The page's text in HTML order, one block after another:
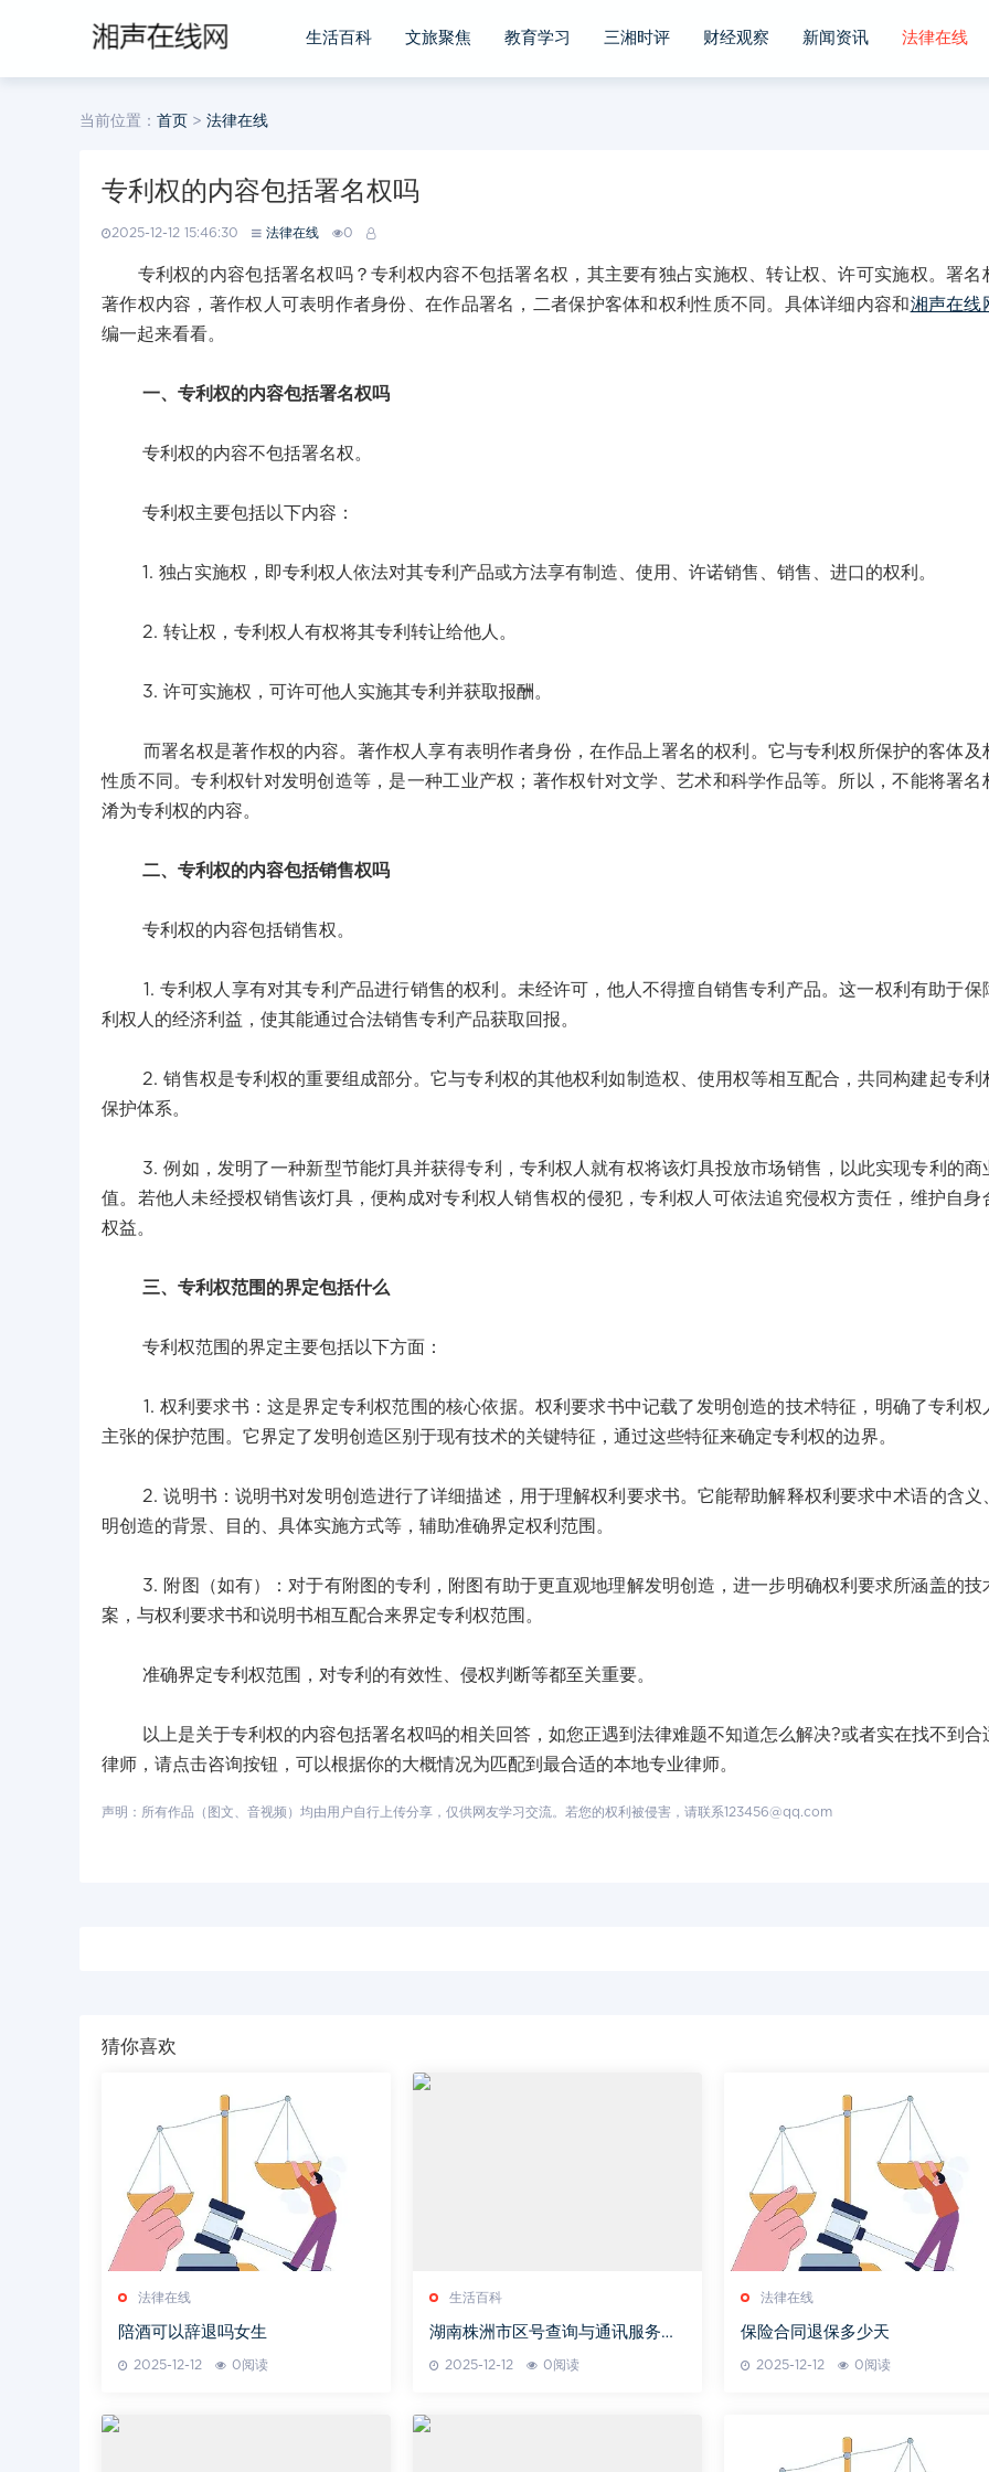
生活百科 文旅聚焦 教育学习 三湘时评 财经观察 新闻资讯 法律在线
当前位置： 首页 > 法律在线
专利权的内容包括署名权吗
2025-12-12 15:46:30 法律在线 0
专利权的内容包括署名权吗？专利权内容不包括署名权，其主要有独占实施权、转让权、许可实施权。署名
著作权内容，著作权人可表明作者身份、在作品署名，二者保护客体和权利性质不同。具体详细内容和湘声在线
编一起来看看。
一、专利权的内容包括署名权吗
专利权的内容不包括署名权。
专利权主要包括以下内容：
1. 独占实施权，即专利权人依法对其专利产品或方法享有制造、使用、许诺销售、销售、进口的权利。
2. 转让权，专利权人有权将其专利转让给他人。
3. 许可实施权，可许可他人实施其专利并获取报酬。
而署名权是著作权的内容。著作权人享有表明作者身份，在作品上署名的权利。它与专利权所保护的客体及
性质不同。专利权针对发明创造等，是一种工业产权；著作权针对文学、艺术和科学作品等。所以，不能将署名
淆为专利权的内容。
二、专利权的内容包括销售权吗
专利权的内容包括销售权。
1. 专利权人享有对其专利产品进行销售的权利。未经许可，他人不得擅自销售专利产品。这一权利有助于保
利权人的经济利益，使其能通过合法销售专利产品获取回报。
2. 销售权是专利权的重要组成部分。它与专利权的其他权利如制造权、使用权等相互配合，共同构建起专利
保护体系。
3. 例如，发明了一种新型节能灯具并获得专利，专利权人就有权将该灯具投放市场销售，以此实现专利的商
值。若他人未经授权销售该灯具，便构成对专利权人销售权的侵犯，专利权人可依法追究侵权方责任，维护自身
权益。
三、专利权范围的界定包括什么
专利权范围的界定主要包括以下方面：
1. 权利要求书：这是界定专利权范围的核心依据。权利要求书中记载了发明创造的技术特征，明确了专利权
主张的保护范围。它界定了发明创造区别于现有技术的关键特征，通过这些特征来确定专利权的边界。
2. 说明书：说明书对发明创造进行了详细描述，用于理解权利要求书。它能帮助解释权利要求中术语的含义
明创造的背景、目的、具体实施方式等，辅助准确界定权利范围。
3. 附图（如有）：对于有附图的专利，附图有助于更直观地理解发明创造，进一步明确权利要求所涵盖的技
案，与权利要求书和说明书相互配合来界定专利权范围。
准确界定专利权范围，对专利的有效性、侵权判断等都至关重要。
以上是关于专利权的内容包括署名权吗的相关回答，如您正遇到法律难题不知道怎么解决?或者实在找不到合
律师，请点击咨询按钮，可以根据你的大概情况为匹配到最合适的本地专业律师。
声明：所有作品（图文、音视频）均由用户自行上传分享，仅供网友学习交流。若您的权利被侵害，请联系123456@qq.com
猜你喜欢
法律在线
陪酒可以辞退吗女生
2025-12-12 0阅读
生活百科
湖南株洲市区号查询与通讯服务解
2025-12-12 0阅读
法律在线
保险合同退保多少天
2025-12-12 0阅读